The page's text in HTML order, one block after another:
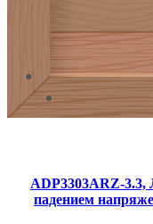
ADP3303ARZ-3.3,
падением